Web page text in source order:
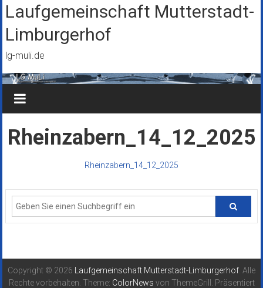
Zum
Inhalt
springen
Laufgemeinschaft Mutterstadt-
Limburgerhof
lg-muli.de
Rheinzabern_14_12_2025
Rheinzabern_14_12_2025
Copyright © 2026 Laufgemeinschaft Mutterstadt-Limburgerhof . Alle
Rechte vorbehalten. Theme: ColorNews von ThemeGrill. Präsentiert